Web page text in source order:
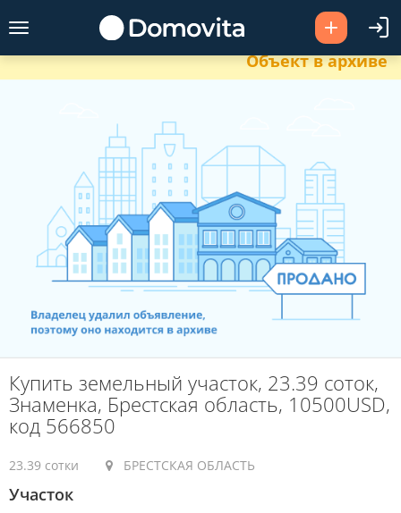
Объект в архиве
Купить земельный участок, 23.39 соток,
Знаменка, Брестская область, 10500USD,
код 566850
23.39 сотки БРЕСТСКАЯ ОБЛАСТЬ
Участок